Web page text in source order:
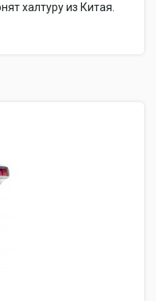
халтуру из Китая.